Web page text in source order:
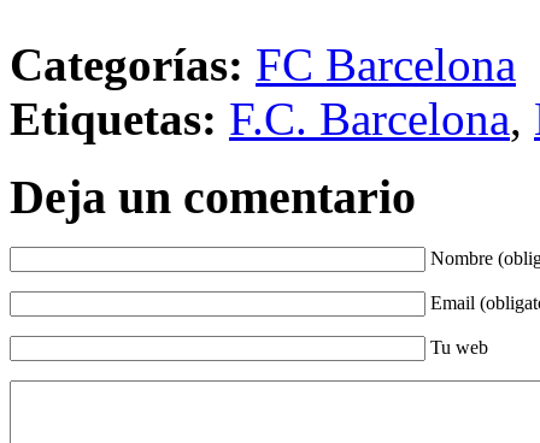
Categorías: FC Barcelona
Etiquetas: F.C. Barcelona,
Deja un comentario
Nombre
Email
Tu web